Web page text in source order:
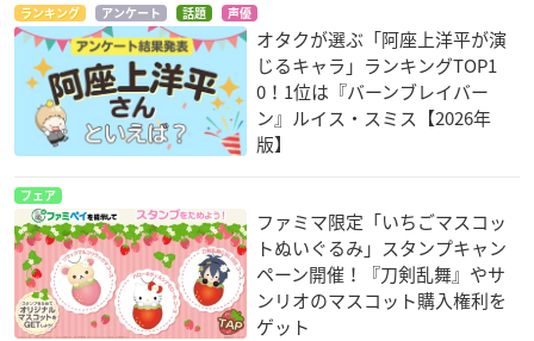
ランキング アンケート 話題 声優
オタクが選ぶ「阿座上洋平が演
じるキャラ」ランキングTOP1
0！1位は『バーンブレイバー
ン』ルイス・スミス【2026年
版】
フェア
ファミマ限定「いちごマスコッ
トぬいぐるみ」スタンプキャン
ペーン開催！『刀剣乱舞』やサ
ンリオのマスコット購入権利を
ゲット